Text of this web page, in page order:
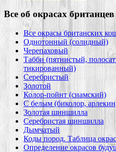
Все об окрасах британцев
Все окрасы британских
Однотонный (солидный)
Черепаховый
Табби (пятнистый,
тикированный)
Серебристый
Золотой
Колор-пойнт (сиамский)
С белым (биколор,
Золотая шиншилла
Серебристая шиншилла
Дымчатый
Коды пород. Таблица
Определение окрасов